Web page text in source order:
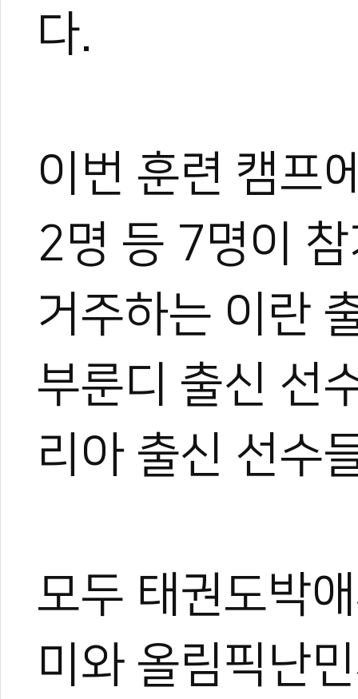
다.
이번 훈련 캠프
2명 등 7명이
거주하는 이란
부룬디 출신 선
리아 출신 선수
모두 태권도박
미와 올림픽난
#난민캠프 #난민 #태권도박애재단 #태권도진흥재단 #진흥재단
0